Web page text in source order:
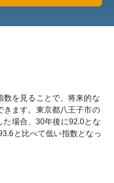
数を見ることで、将来的な
ます。 東京都八王子市の
た場合、30年後に92.0とな
と比べて低い指数となっ